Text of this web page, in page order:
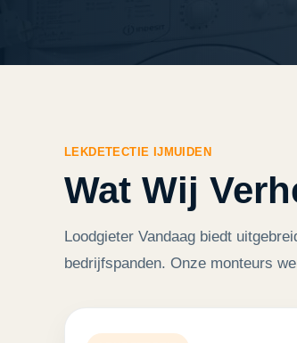
LEKDETECTIE IJMUIDEN
Wat Wij
Loodgieter Vandaag biedt
bedrijfspanden. Onze monteurs